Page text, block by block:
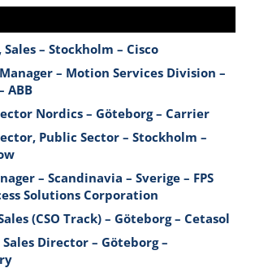
– Stockholm – Cisco
Manager – Motion Services Division –
ABB
Nordics – Göteborg – Carrier
Public Sector – Stockholm –
– Scandinavia – Sverige – FPS
Solutions Corporation
(CSO Track) – Göteborg – Cetasol
Director – Göteborg –